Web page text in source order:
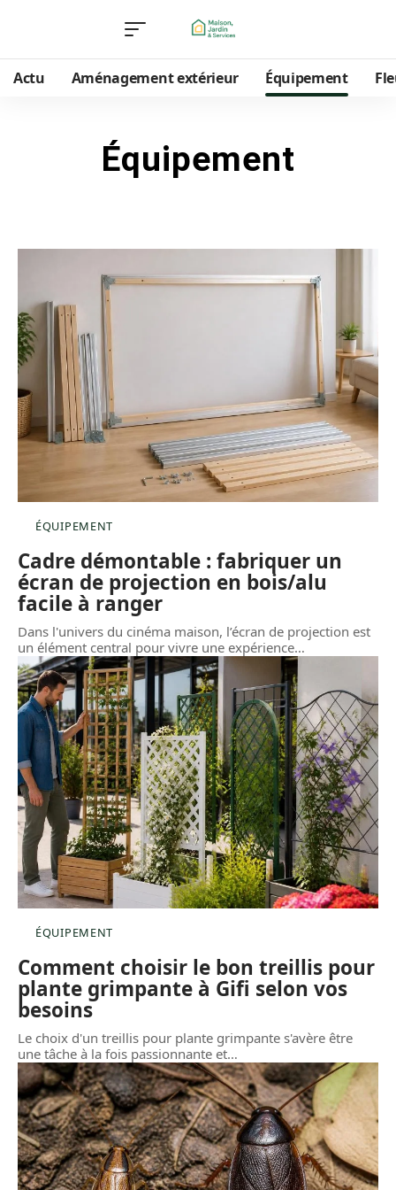
Actu Aménagement extérieur Équipement
Équipement
ÉQUIPEMENT
Cadre démontable : fabriquer un
écran de projection en bois/alu
facile à ranger
Dans l'univers du cinéma maison, l’écran de projection est
un élément central pour vivre une expérience…
ÉQUIPEMENT
Comment choisir le bon treillis pour
plante grimpante à Gifi selon vos
besoins
Le choix d'un treillis pour plante grimpante s'avère être
une tâche à la fois passionnante et…